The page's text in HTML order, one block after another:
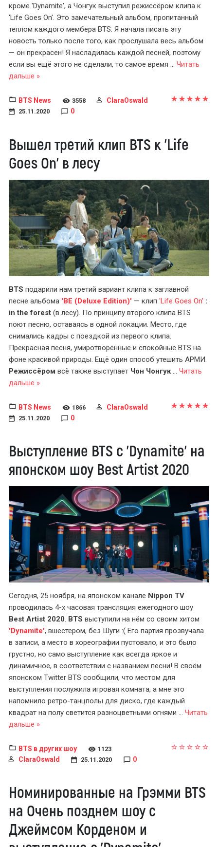
кроме 'Dynamite', а Чонгук выступил режиссёром клипа к
'Life Goes On'. Это замечательный альбом, пропитанный
теплом каждого мембера BTS. Я начала писать эту
новость только после того, как прослушала весь альбом
— он прекрасен! Я насладилась каждой песней, поэтому
если вы ещё этого не сделали, то самое время ... Читать
дальше »
BTS News 3558 ClaraOswald
25.11.2020 0
Вышел третий клип BTS к 'Life
Goes On' в лесу
BTS подарили нам третий вариант клипа к заглавной
песне альбома 'BE (Deluxe Edition)' — клип 'Life Goes On' :
in the forest (в лесу). По принципу второго клипа BTS
поют песню, оставаясь в одной локации. Место, где
снимались кадры с поездкой из первого клипа.
Прекрасная песня, умиротворённые и спокойные BTS на
фоне красивой природы. Ещё один способ утешить АРМИ.
Режиссёром всё также выступает Чон Чонгук ... Читать
дальше »
BTS News 1866 ClaraOswald
25.11.2020 0
Выступление BTS с 'Dynamite' на
японском шоу Best Artist 2020
Сегодня, 25 ноября, на японском канале Nippon TV
проводилась 4-х часовая трансляция ежегодного шоу
Best Artist 2020. BTS выступили на нём со своим хитом
'Dynamite', вшестером, без Шуги :( Его партия прозвучала
в записи, а место в хореографии пустовало, и это было
грустно, но само выступление как всегда яркое и
динамичное, в соответствии с названием песни! В своём
японском Twitter BTS сообщили, что местом для
выступления послужила игровая комната, а мне это
напомнило ретро-танцполы для диско, где каждый
квадрат на полу светится разноцветными огнями ... Читать
дальше »
BTS в других шоу 1123
ClaraOswald 25.11.2020 0
Номинированные на Грэмми BTS
на Очень позднем шоу с
Джеймсом Корденом и